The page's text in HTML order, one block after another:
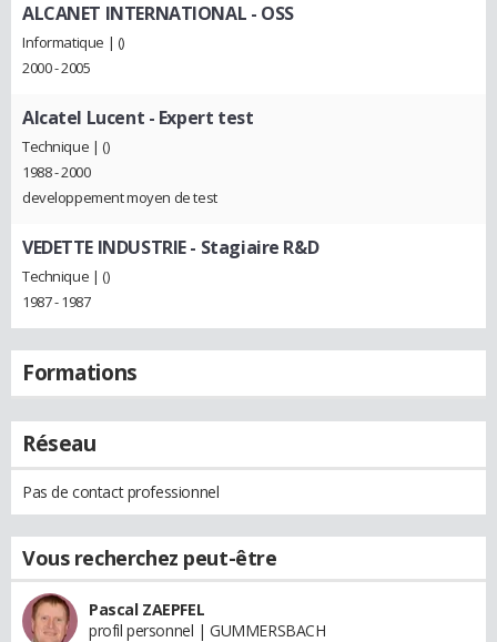
ALCANET INTERNATIONAL - OSS
Informatique | ()
2000 - 2005
Alcatel Lucent - Expert test
Technique | ()
1988 - 2000
developpement moyen de test
VEDETTE INDUSTRIE- Stagiaire R&D
Technique | ()
1987 - 1987
Formations
Réseau
Pas de contact professionnel
Vous recherchez peut-être
Pascal ZAEPFEL
profil personnel | GUMMERSBACH